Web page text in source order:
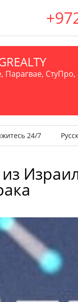
СтуПро,
24/7